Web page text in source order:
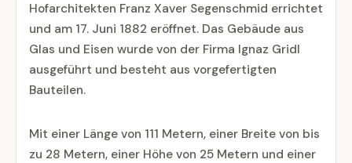
Hofarchitekten Franz Xaver Segenschmid errichtet
und am 17. Juni 1882 eröffnet. Das Gebäude aus
Glas und Eisen wurde von der Firma Ignaz Gridl
ausgeführt und besteht aus vorgefertigten
Bauteilen.
Mit einer Länge von 111 Metern, einer Breite von bis
zu 28 Metern, einer Höhe von 25 Metern und einer